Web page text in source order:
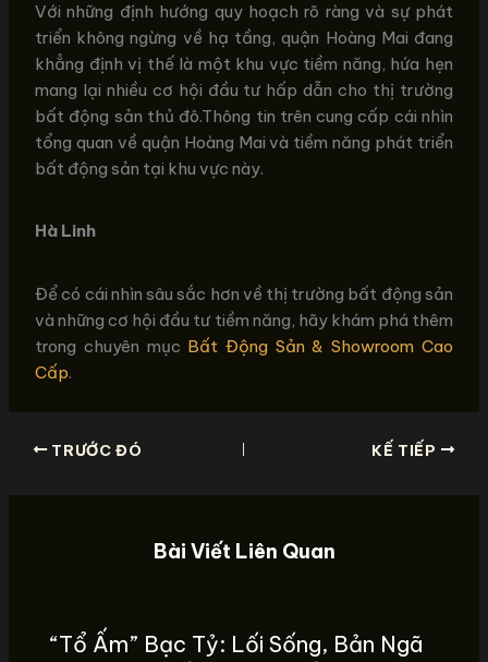
Với những định hướng quy hoạch rõ ràng và sự phát
triển không ngừng về hạ tầng, quận Hoàng Mai đang
khẳng định vị thế là một khu vực tiềm năng, hứa hẹn
mang lại nhiều cơ hội đầu tư hấp dẫn cho thị trường
bất động sản thủ đô.Thông tin trên cung cấp cái nhìn
tổng quan về quận Hoàng Mai và tiềm năng phát triển
bất động sản tại khu vực này.
Hà Linh
Để có cái nhìn sâu sắc hơn về thị trường bất động sản
và những cơ hội đầu tư tiềm năng, hãy khám phá thêm
trong chuyên mục Bất Động Sản & Showroom Cao
Cấp.
TRƯỚC ĐÓ KẾ TIẾP
Bài Viết Liên Quan
“Tổ Ấm” Bạc Tỷ: Lối Sống, Bản Ngã